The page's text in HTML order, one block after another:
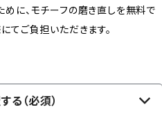
めに、モチーフの磨き直しを無料で
てご負担いただきます。
る（必須）